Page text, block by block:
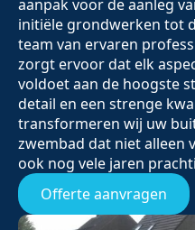
aanpak voor de aanleg
initiële grondwerken tot
team van ervaren
zorgt ervoor dat elk
voldoet aan de hoogste
detail en een strenge
transformeren wij uw
zwembad dat niet alleen
ook nog vele jaren
Offerte aanvragen